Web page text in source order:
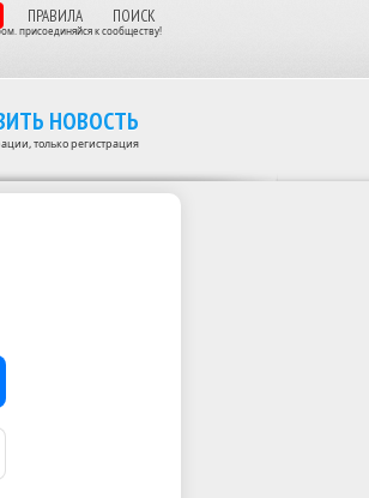
ПРАВИЛА ПОИСК
присоединяйся к сообществу!
НОВОСТЬ
только регистрация